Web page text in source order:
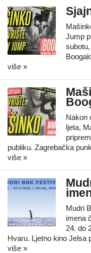
Jump
više »
Nakon
ljeta,
publiku. Zagrebačka
više »
Mudri
imena
24. do
Hvaru. Ljetno kino Jelsa
više »